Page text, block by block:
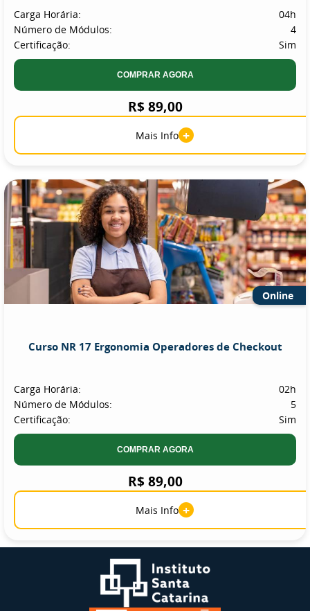
Carga Horária:
04h
Número de Módulos:
4
Certificação:
Sim
COMPRAR AGORA
R$ 89,00
Mais Info +
Online
Curso NR 17 Ergonomia Operadores de Checkout
Carga Horária:
02h
Número de Módulos:
5
Certificação:
Sim
COMPRAR AGORA
R$ 89,00
Mais Info +